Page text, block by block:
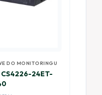
DO MONITORINGU
CS4226-24ET-